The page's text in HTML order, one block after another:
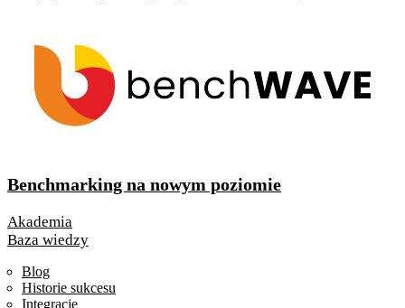
Benchmarking na nowym poziomie
Akademia
Baza wiedzy
Blog
Historie sukcesu
Integracje